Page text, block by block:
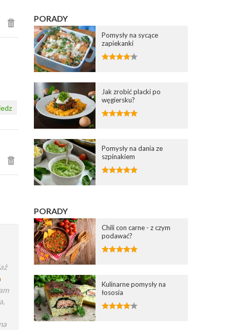
PORADY
Pomysły na sycące
zapiekanki
Jak zrobić placki po
węgiersku?
Pomysły na dania ze
szpinakiem
PORADY
Chili con carne - z czym
podawać?
Kulinarne pomysły na
łososia